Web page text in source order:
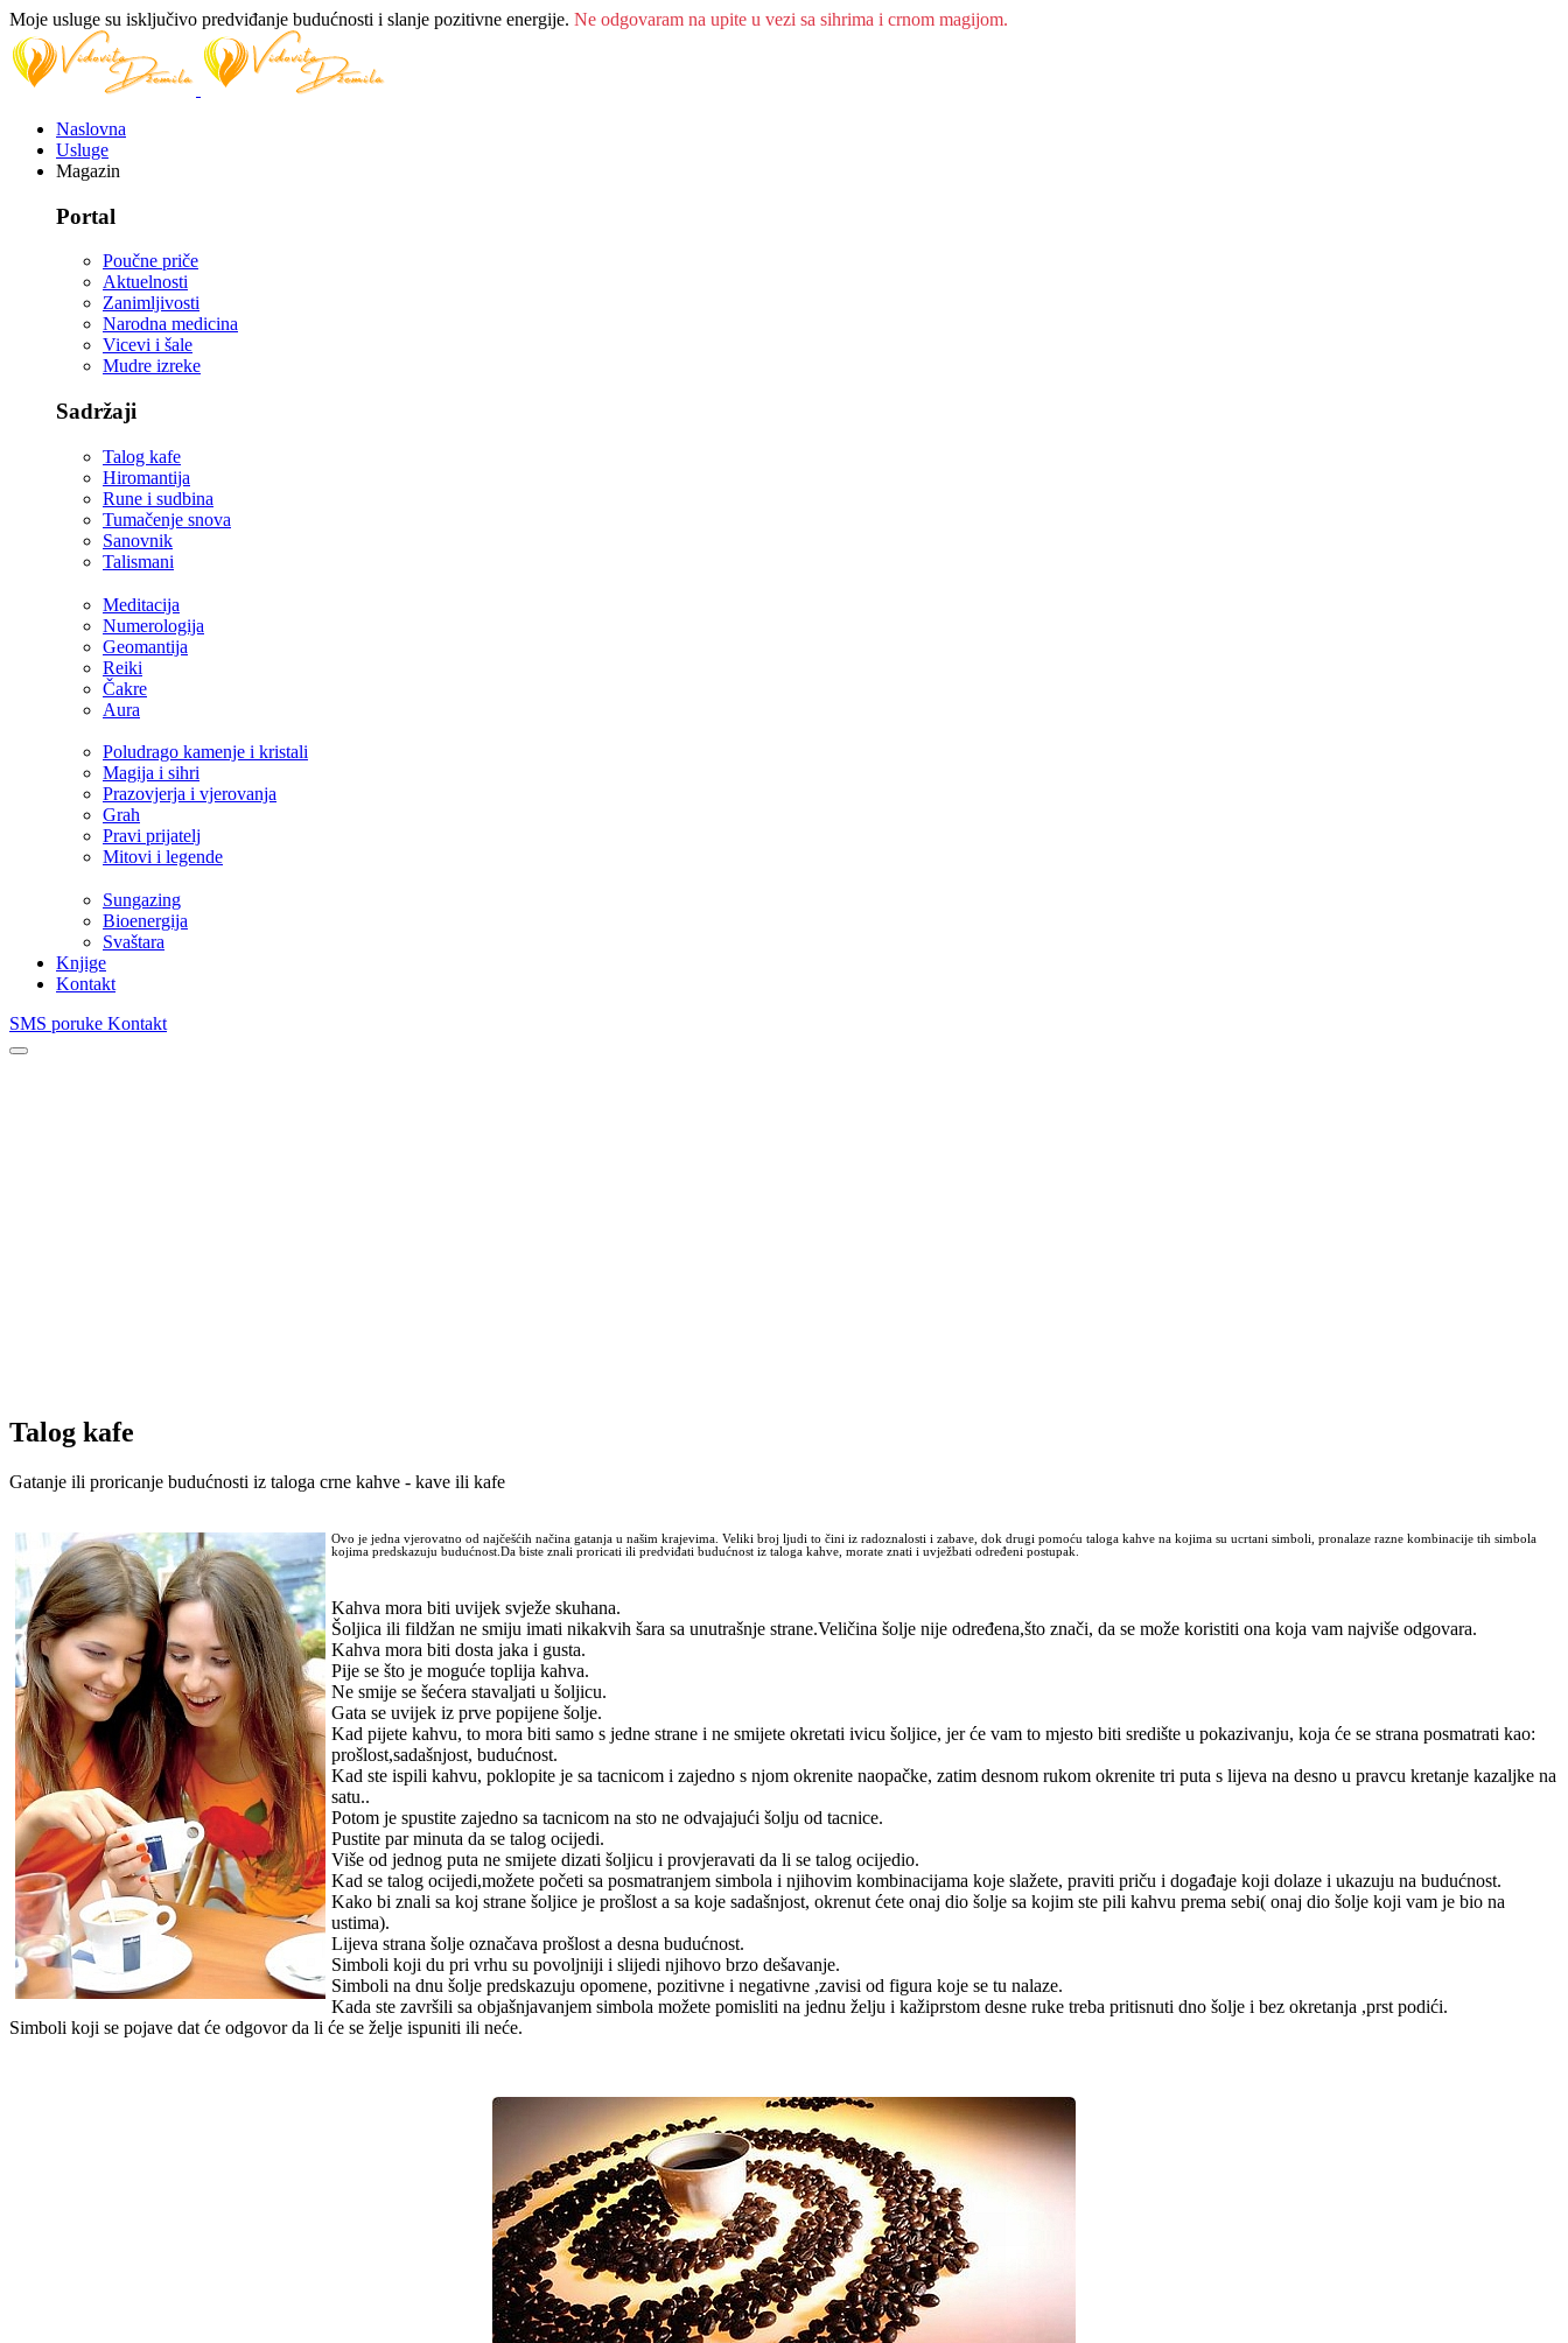
Moje usluge su isključivo predviđanje budućnosti i slanje pozitivne energije. Ne odgovaram na upite u vezi sa sihrima i crnom magijom.
Naslovna
Usluge
Magazin
Portal
Poučne priče
Aktuelnosti
Zanimljivosti
Narodna medicina
Vicevi i šale
Mudre izreke
Sadržaji
Talog kafe
Hiromantija
Rune i sudbina
Tumačenje snova
Sanovnik
Talismani
Meditacija
Numerologija
Geomantija
Reiki
Čakre
Aura
Poludrago kamenje i kristali
Magija i sihri
Prazovjerja i vjerovanja
Grah
Pravi prijatelj
Mitovi i legende
Sungazing
Bioenergija
Svaštara
Knjige
Kontakt
SMS poruke Kontakt
Talog kafe
Gatanje ili proricanje budućnosti iz taloga crne kahve - kave ili kafe
Ovo je jedna vjerovatno od najčešćih načina gatanja u našim krajevima. Veliki broj ljudi to čini iz radoznalosti i zabave, dok drugi pomoću taloga kahve na kojima su ucrtani simboli, pronalaze razne kombinacije tih simbola
kojima predskazuju budućnost.Da biste znali proricati ili predviđati budućnost iz taloga kahve, morate znati i uvježbati određeni postupak.
Kahva mora biti uvijek svježe skuhana.
Šoljica ili fildžan ne smiju imati nikakvih šara sa unutrašnje strane.Veličina šolje nije određena,što znači, da se može koristiti ona koja vam najviše odgovara.
Kahva mora biti dosta jaka i gusta.
Pije se što je moguće toplija kahva.
Ne smije se šećera stavaljati u šoljicu.
Gata se uvijek iz prve popijene šolje.
Kad pijete kahvu, to mora biti samo s jedne strane i ne smijete okretati ivicu šoljice, jer će vam to mjesto biti središte u pokazivanju, koja će se strana posmatrati kao:
prošlost,sadašnjost, budućnost.
Kad ste ispili kahvu, poklopite je sa tacnicom i zajedno s njom okrenite naopačke, zatim desnom rukom okrenite tri puta s lijeva na desno u pravcu kretanje kazaljke na
satu..
Potom je spustite zajedno sa tacnicom na sto ne odvajajući šolju od tacnice.
Pustite par minuta da se talog ocijedi.
Više od jednog puta ne smijete dizati šoljicu i provjeravati da li se talog ocijedio.
Kad se talog ocijedi,možete početi sa posmatranjem simbola i njihovim kombinacijama koje slažete, praviti priču i događaje koji dolaze i ukazuju na budućnost.
Kako bi znali sa koj strane šoljice je prošlost a sa koje sadašnjost, okrenut ćete onaj dio šolje sa kojim ste pili kahvu prema sebi( onaj dio šolje koji vam je bio na
ustima).
Lijeva strana šolje označava prošlost a desna budućnost.
Simboli koji du pri vrhu su povoljniji i slijedi njihovo brzo dešavanje.
Simboli na dnu šolje predskazuju opomene, pozitivne i negativne ,zavisi od figura koje se tu nalaze.
Kada ste završili sa objašnjavanjem simbola možete pomisliti na jednu želju i kažiprstom desne ruke treba pritisnuti dno šolje i bez okretanja ,prst podići.
Simboli koji se pojave dat će odgovor da li će se želje ispuniti ili neće.